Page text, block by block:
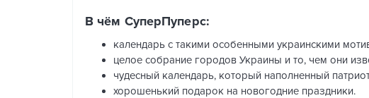
В чём СуперПуперс:
календарь с такими особенными украинскими
целое собрание городов Украины и то, чем они
чудесный календарь, который наполненный
хорошенький подарок на новогодние праздники.